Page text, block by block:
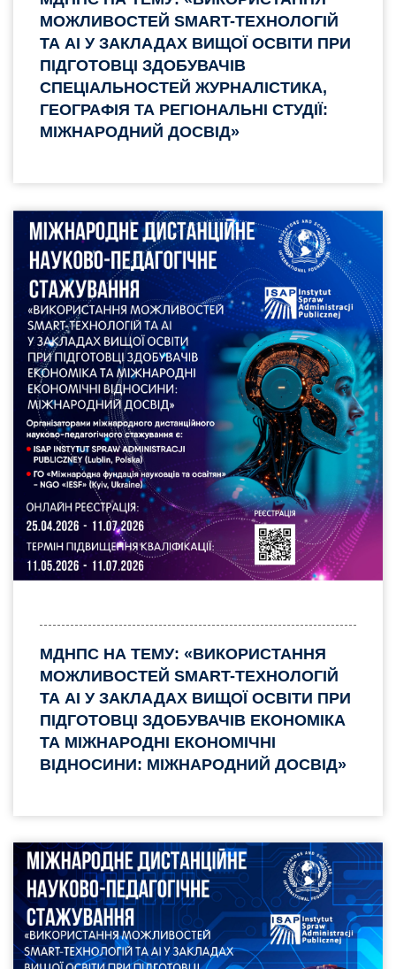
МОЖЛИВОСТЕЙ SMART-ТЕХНОЛОГІЙ
ТА AI У ЗАКЛАДАХ ВИЩОЇ ОСВІТИ ПРИ
ПІДГОТОВЦІ ЗДОБУВАЧІВ
СПЕЦІАЛЬНОСТЕЙ ЖУРНАЛІСТИКА,
ГЕОГРАФІЯ ТА РЕГІОНАЛЬНІ СТУДІЇ:
МІЖНАРОДНИЙ ДОСВІД»
МДНПС НА ТЕМУ: «ВИКОРИСТАННЯ
МОЖЛИВОСТЕЙ SMART-ТЕХНОЛОГІЙ
ТА AI У ЗАКЛАДАХ ВИЩОЇ ОСВІТИ ПРИ
ПІДГОТОВЦІ ЗДОБУВАЧІВ ЕКОНОМІКА
ТА МІЖНАРОДНІ ЕКОНОМІЧНІ
ВІДНОСИНИ: МІЖНАРОДНИЙ ДОСВІД»